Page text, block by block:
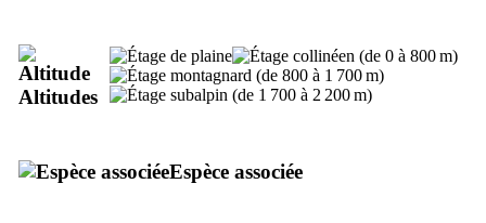
Altitudes
Espèce associée